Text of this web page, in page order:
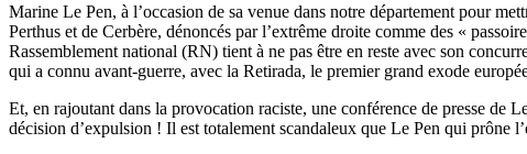
Marine Le Pen, à l’occasion de sa venue dans notre département pour
Perthus et de Cerbère, dénoncés par l’extrême droite comme des «
Rassemblement national (RN) tient à ne pas être en reste avec son
qui a connu avant-guerre, avec la Retirada, le premier grand exode
Et, en rajoutant dans la provocation raciste, une conférence de presse de
décision d’expulsion ! Il est totalement scandaleux que Le Pen qui prône